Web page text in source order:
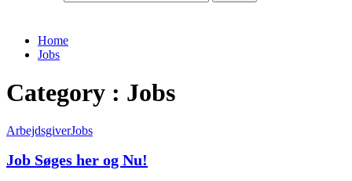
Home
Jobs
Category : Jobs
ArbejdsgiverJobs
Job Søges her og Nu!